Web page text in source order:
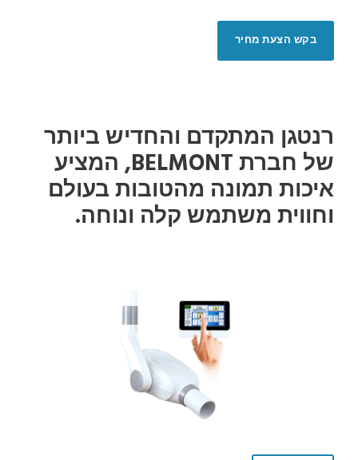
בקש הצעת מחיר
רנטגן המתקדם והחדיש ביותר
של חברת BELMONT, המציע
איכות תמונה מהטובות בעולם
וחווית משתמש קלה ונוחה.